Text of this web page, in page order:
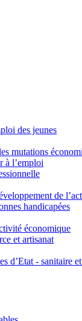
des jeunes
mutations
à l’emploi
de
handicapées
économique
et artisanat
d’Etat - sanitaire